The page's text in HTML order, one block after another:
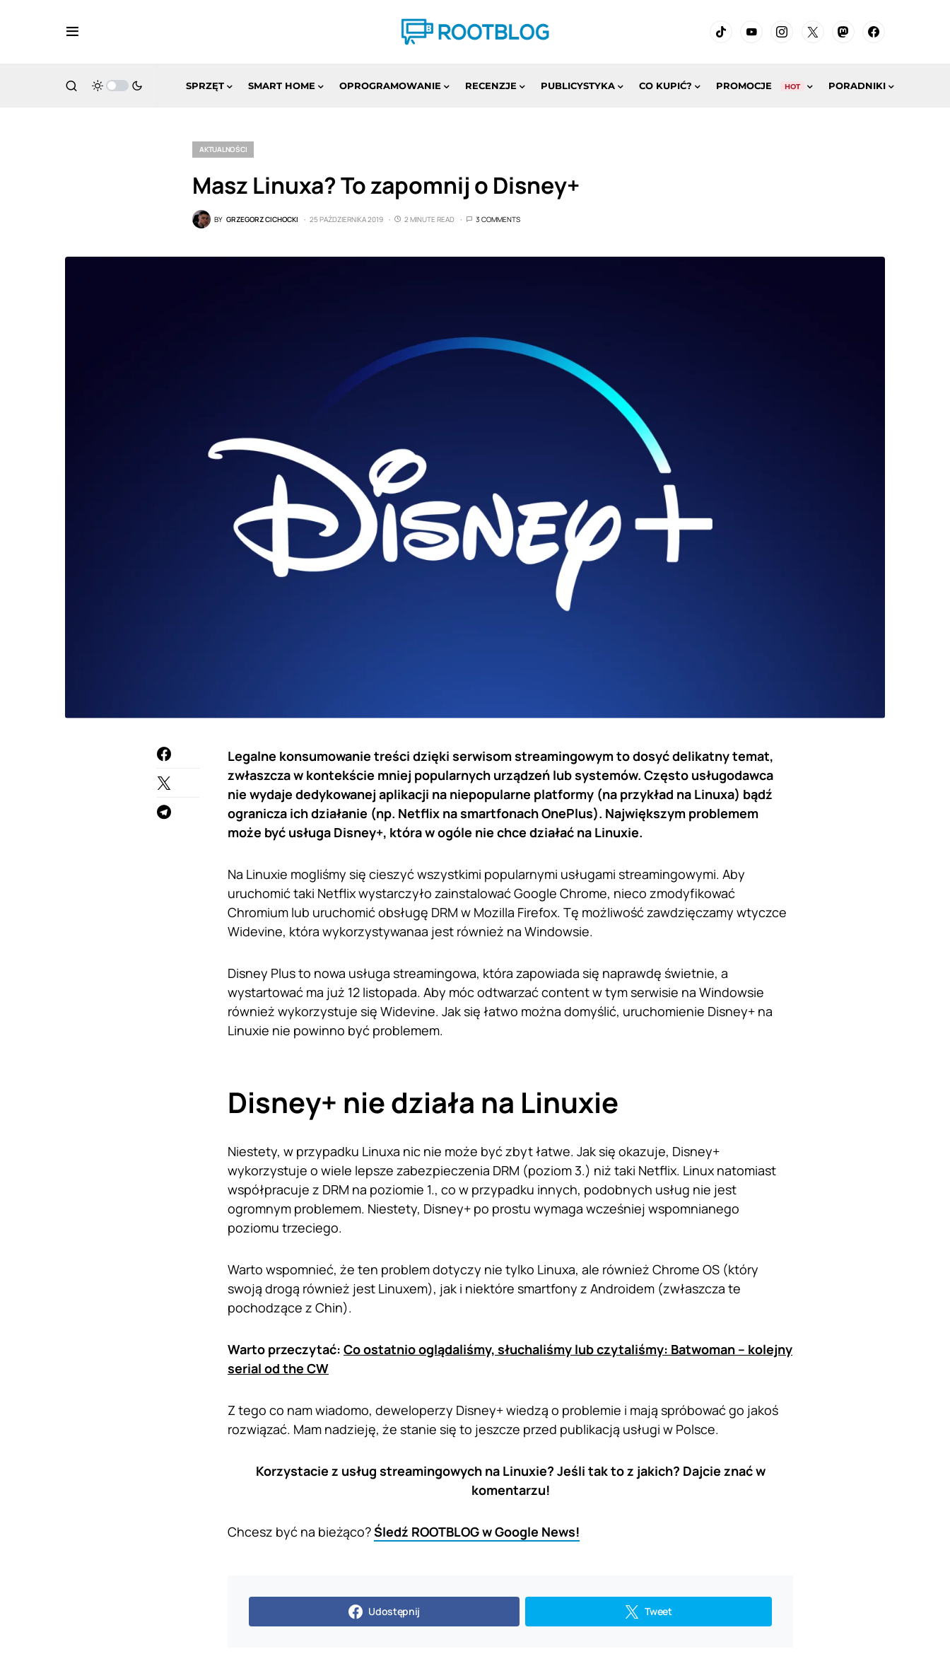
SPRZĘT SMART HOME OPROGRAMOWANIE RECENZJE PUBLICYSTYKA CO KUPIĆ? PROMOCJE HOT PORADNIKI
AKTUALNOŚCI
Masz Linuxa? To zapomnij o Disney+
BY GRZEGORZ CICHOCKI 25 PAŹDZIERNIKA 2019 2 MINUTE READ 3 COMMENTS
Legalne konsumowanie treści dzięki serwisom streamingowym to dosyć delikatny temat,
zwłaszcza w kontekście mniej popularnych urządzeń lub systemów. Często usługodawca
nie wydaje dedykowanej aplikacji na niepopularne platformy (na przykład na Linuxa) bądź
ogranicza ich działanie (np. Netflix na smartfonach OnePlus). Największym problemem
może być usługa Disney+, która w ogóle nie chce działać na Linuxie.
Na Linuxie mogliśmy się cieszyć wszystkimi popularnymi usługami streamingowymi. Aby
uruchomić taki Netflix wystarczyło zainstalować Google Chrome, nieco zmodyfikować
Chromium lub uruchomić obsługę DRM w Mozilla Firefox. Tę możliwość zawdzięczamy wtyczce
Widevine, która wykorzystywanaa jest również na Windowsie.
Disney Plus to nowa usługa streamingowa, która zapowiada się naprawdę świetnie, a
wystartować ma już 12 listopada. Aby móc odtwarzać content w tym serwisie na Windowsie
również wykorzystuje się Widevine. Jak się łatwo można domyślić, uruchomienie Disney+ na
Linuxie nie powinno być problemem.
Disney+ nie działa na Linuxie
Niestety, w przypadku Linuxa nic nie może być zbyt łatwe. Jak się okazuje, Disney+
wykorzystuje o wiele lepsze zabezpieczenia DRM (poziom 3.) niż taki Netflix. Linux natomiast
współpracuje z DRM na poziomie 1., co w przypadku innych, podobnych usług nie jest
ogromnym problemem. Niestety, Disney+ po prostu wymaga wcześniej wspomnianego
poziomu trzeciego.
Warto wspomnieć, że ten problem dotyczy nie tylko Linuxa, ale również Chrome OS (który
swoją drogą również jest Linuxem), jak i niektóre smartfony z Androidem (zwłaszcza te
pochodzące z Chin).
Warto przeczytać: Co ostatnio oglądaliśmy, słuchaliśmy lub czytaliśmy: Batwoman – kolejny
serial od the CW
Z tego co nam wiadomo, deweloperzy Disney+ wiedzą o problemie i mają spróbować go jakoś
rozwiązać. Mam nadzieję, że stanie się to jeszcze przed publikacją usługi w Polsce.
Korzystacie z usług streamingowych na Linuxie? Jeśli tak to z jakich? Dajcie znać w
komentarzu!
Chcesz być na bieżąco?Śledź ROOTBLOG w Google News!
Udostępnij Tweet